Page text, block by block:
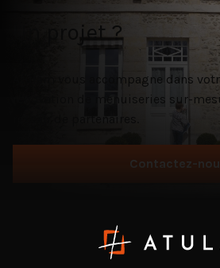
Un projet ?
Atulam vous accompagne dans
rénovation de menuiseries sur-
Contactez-